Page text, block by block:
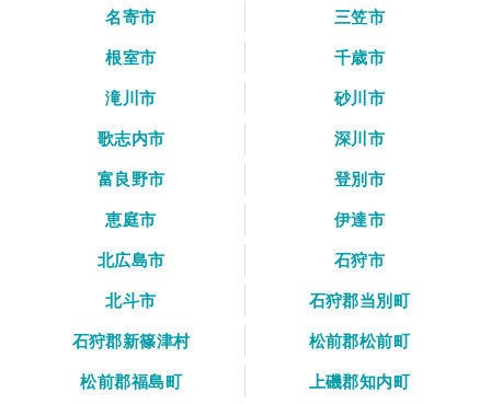
名寄市
三笠市
根室市
千歳市
滝川市
砂川市
歌志内市
深川市
富良野市
登別市
恵庭市
伊達市
北広島市
石狩市
北斗市
石狩郡当別町
石狩郡新篠津村
松前郡松前町
松前郡福島町
上磯郡知内町